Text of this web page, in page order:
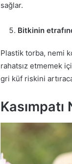
sağlar.
Bitkinin
Plastik torba, nemi
rahatsız etmemek
gri küf riskini
Kasımpatı